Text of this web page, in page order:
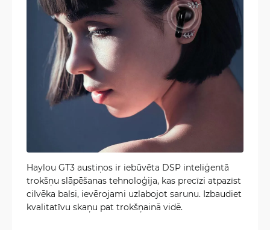
Haylou GT3 austiņos ir iebūvēta DSP inteliģentā
trokšņu slāpēšanas tehnoloģija, kas precīzi atpazīst
cilvēka balsi, ievērojami uzlabojot sarunu. Izbaudiet
kvalitatīvu skaņu pat trokšņainā vidē.